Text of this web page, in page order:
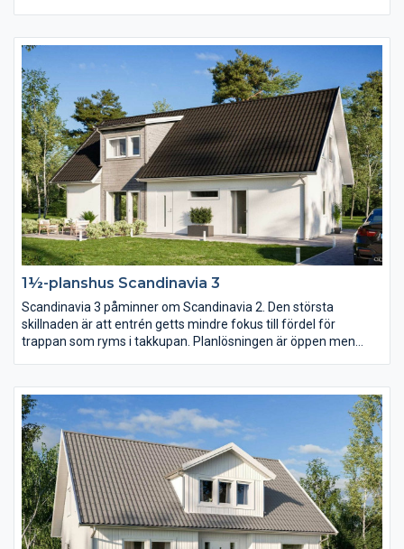
1½-planshus Scandinavia 3
Scandinavia 3 påminner om Scandinavia 2. Den största
skillnaden är att entrén getts mindre fokus till fördel för
trappan som ryms i takkupan. Planlösningen är öppen men
så stor.